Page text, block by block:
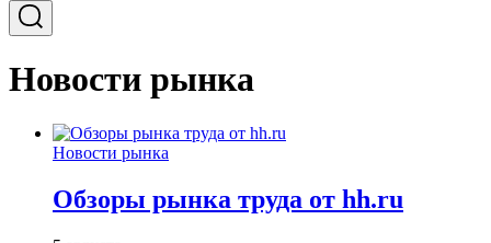
Новости рынка
Новости рынка
Обзоры рынка труда от hh.ru